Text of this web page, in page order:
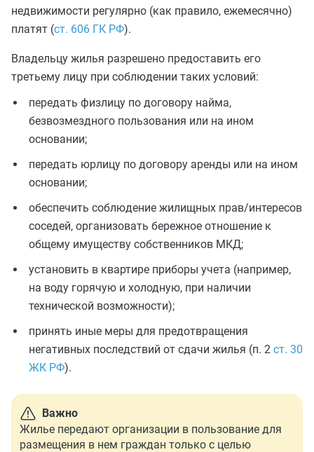
недвижимости регулярно (как правило, ежемесячно)
платят (ст. 606 ГК РФ).
Владельцу жилья разрешено предоставить его
третьему лицу при соблюдении таких условий:
передать физлицу по договору найма,
безвозмездного пользования или на ином
основании;
передать юрлицу по договору аренды или на ином
основании;
обеспечить соблюдение жилищных прав/интересов
соседей, организовать бережное отношение к
общему имуществу собственников МКД;
установить в квартире приборы учета (например,
на воду горячую и холодную, при наличии
технической возможности);
принять иные меры для предотвращения
негативных последствий от сдачи жилья (п. 2 ст. 30
ЖК РФ).
Важно
Жилье передают организации в пользование для
размещения в нем граждан только с целью